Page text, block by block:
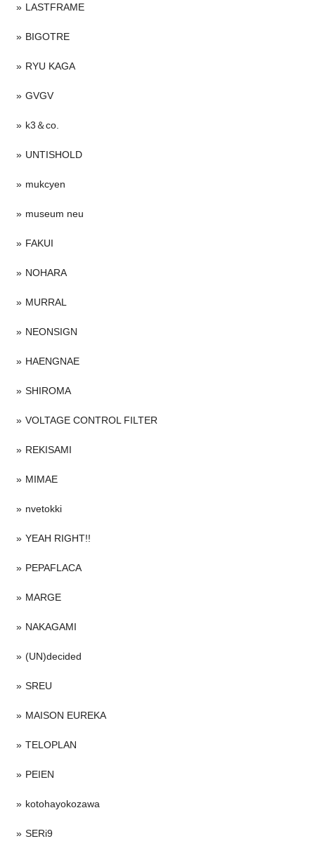
LASTFRAME
BIGOTRE
RYU KAGA
GVGV
k3＆co.
UNTISHOLD
mukcyen
museum neu
FAKUI
NOHARA
MURRAL
NEONSIGN
HAENGNAE
SHIROMA
VOLTAGE CONTROL FILTER
REKISAMI
MIMAE
nvetokki
YEAH RIGHT!!
PEPAFLACA
MARGE
NAKAGAMI
(UN)decided
SREU
MAISON EUREKA
TELOPLAN
PEIEN
kotohayokozawa
SERi9